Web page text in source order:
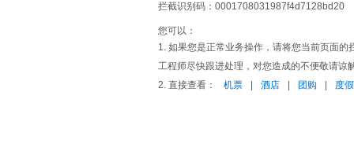
拦截识别码： 0001708031987f4d7128bd20
您可以：
1. 如果您是正常业务操作，请将您当前页面
工程师尽快跟进处理，对您造成的不便敬请谅
2. 直接查看：
机票 酒店 团购 度假